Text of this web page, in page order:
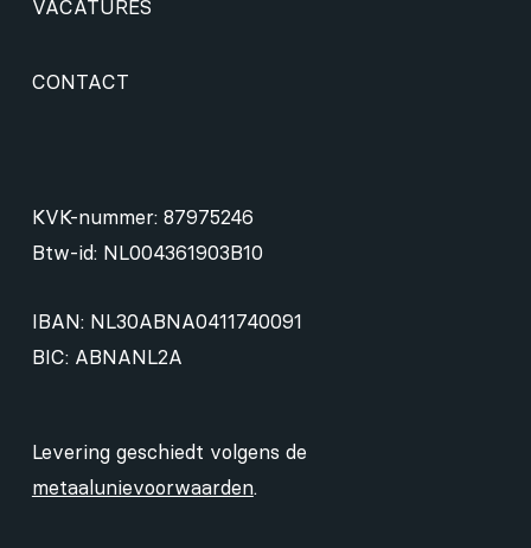
VACATURES
CONTACT
KVK-nummer: 87975246
Btw-id: NL004361903B10
IBAN: NL30ABNA0411740091
BIC: ABNANL2A
Levering geschiedt volgens de
metaalunievoorwaarden.